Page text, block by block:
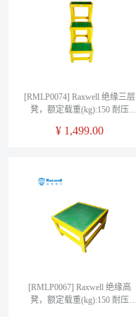
[RMLP0074] Raxwell 绝缘三层
凳，额定载重(kg):150 耐压
¥ 1,499.00
[RMLP0067] Raxwell 绝缘高
凳，额定载重(kg):150 耐压